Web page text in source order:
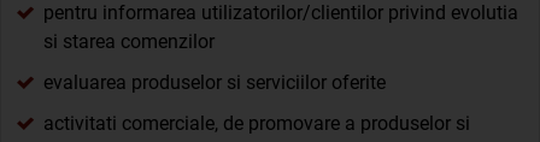
pentru informarea utilizatorilor/clientilor privind evolutia
si starea comenzilor
evaluarea produselor si serviciilor oferite
activitati comerciale, de promovare a produselor si